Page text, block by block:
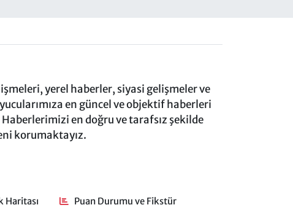
yerel haberler, siyasi gelişmeler ve
en güncel ve objektif haberleri
en doğru ve tarafsız şekilde
korumaktayız.
Haritası Puan Durumu ve Fikstür